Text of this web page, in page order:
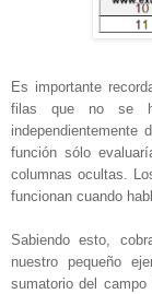
Es importante
filas que no se
independientemente
función sólo
columnas ocultas.
funcionan cuando
Sabiendo esto,
nuestro pequeño
sumatorio del